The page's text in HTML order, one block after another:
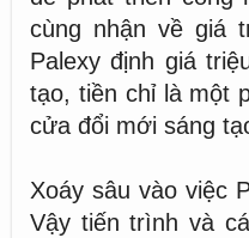
cùng nhận về giá
Palexy định giá
tạo, tiền chỉ là một
cửa đổi mới sáng
Xoáy sâu vào việc
Vậy tiến trình và